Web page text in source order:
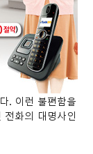
. 이런 불편함을
화의 대명사인